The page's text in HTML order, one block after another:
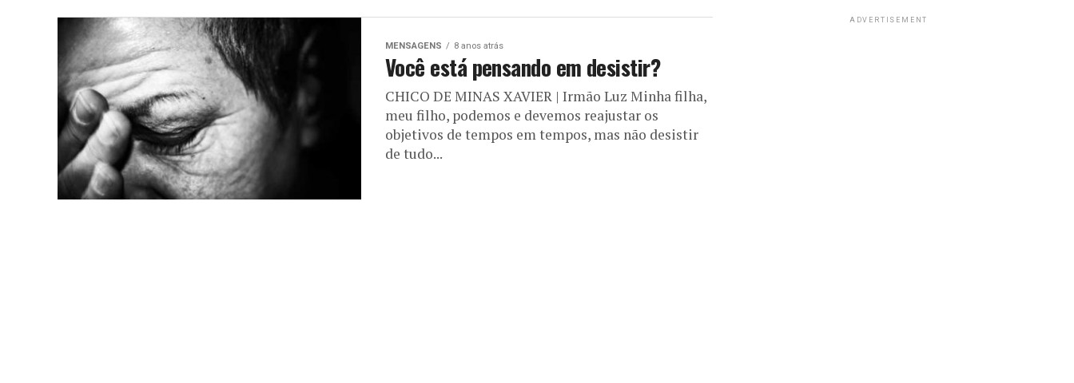
MENSAGENS 8 anos atrás
Você está pensando em desistir?
CHICO DE MINAS XAVIER | Irmão Luz Minha filha,
meu filho, podemos e devemos reajustar os
objetivos de tempos em tempos, mas não desistir
de tudo...
ADVERTISEMENT